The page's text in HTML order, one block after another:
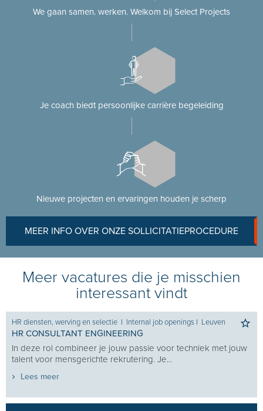
We gaan samen. werken. Welkom bij Select Projects
Je coach biedt persoonlijke carrière begeleiding
Nieuwe projecten en ervaringen houden je scherp
MEER INFO OVER ONZE SOLLICITATIEPROCEDURE
Meer vacatures die je misschien
interessant vindt
HR diensten, werving en selectie I Internal job openings I Leuven
HR CONSULTANT ENGINEERING
In deze rol combineer je jouw passie voor techniek met jouw
talent voor mensgerichte rekrutering. Je...
Lees meer